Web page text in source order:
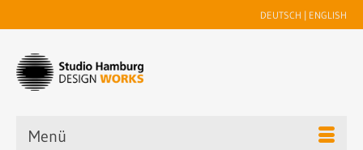
DEUTSCH | ENGLISH
Menü